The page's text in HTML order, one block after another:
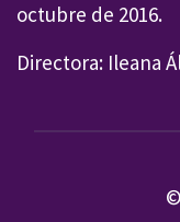
octubre de 2016.
Directora: Ileana